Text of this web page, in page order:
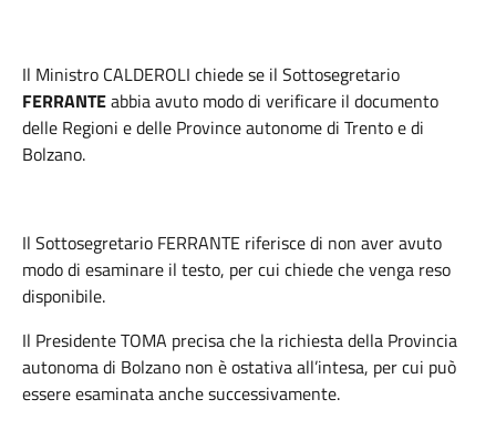
Il Ministro CALDEROLI chiede se il Sottosegretario
FERRANTEabbia avuto modo di verificare il documento
delle Regioni e delle Province autonome di Trento e di
Bolzano.
Il Sottosegretario FERRANTE riferisce di non averavuto
modo di esaminare il testo, per cui chiede che venga reso
disponibile.
Il PresidenteTOMA precisa che la richiesta della Provincia
autonoma di Bolzano non è ostativa all’intesa, per cui può
essere esaminata anche successivamente.